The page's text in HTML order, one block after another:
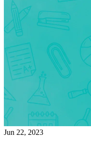
Jun 22, 2023